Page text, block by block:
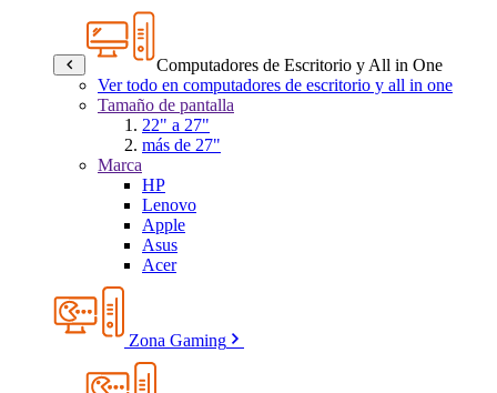
Computadores de Escritorio y All in One
Ver todo en computadores de escritorio y all in one
Tamaño de pantalla
22" a 27"
más de 27"
Marca
HP
Lenovo
Apple
Asus
Acer
Zona Gaming